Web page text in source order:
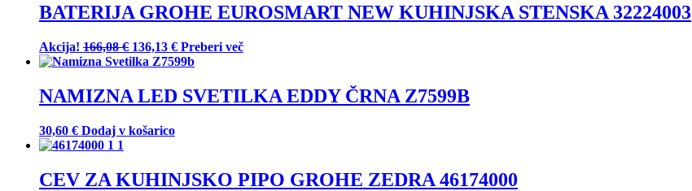
BATERIJA GROHE EUROSMART NEW KUHINJSKA STENSKA 32224003
Akcija! 166,08€ Izvirna
cena
bila:
166,08 €.
136,13 €Trenutna
cena
136,13 €.
Preberi več
NAMIZNA LED SVETILKA EDDY ČRNA Z7599B
30,60 € Dodaj v košarico
CEV ZA KUHINJSKO PIPO GROHE ZEDRA 46174000